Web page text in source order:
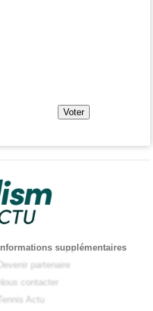
Informations supplémentaires
Devenir partenaire
Nous contacter
Tennis Actu